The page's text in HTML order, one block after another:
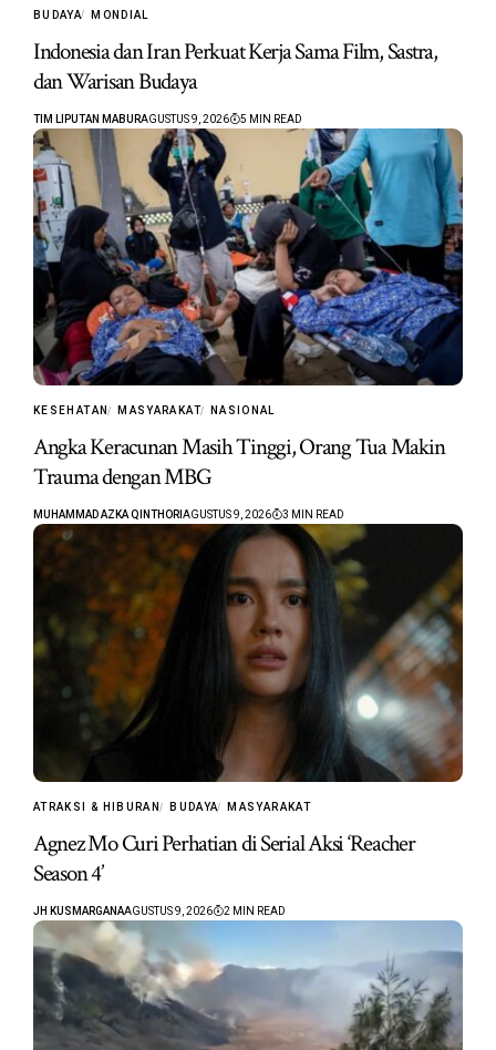
BUDAYA MONDIAL
Indonesia dan Iran Perkuat Kerja Sama Film, Sastra,
dan Warisan Budaya
TIM LIPUTAN MABURAGUSTUS 9, 2026 5 MIN READ
KESEHATAN MASYARAKAT NASIONAL
Angka Keracunan Masih Tinggi, Orang Tua Makin
Trauma dengan MBG
MUHAMMAD AZKA QINTHORI AGUSTUS 9, 2026 3 MIN READ
ATRAKSI & HIBURAN BUDAYA MASYARAKAT
Agnez Mo Curi Perhatian di Serial Aksi ‘Reacher
Season 4’
JH KUSMARGANAAGUSTUS 9, 2026 2 MIN READ